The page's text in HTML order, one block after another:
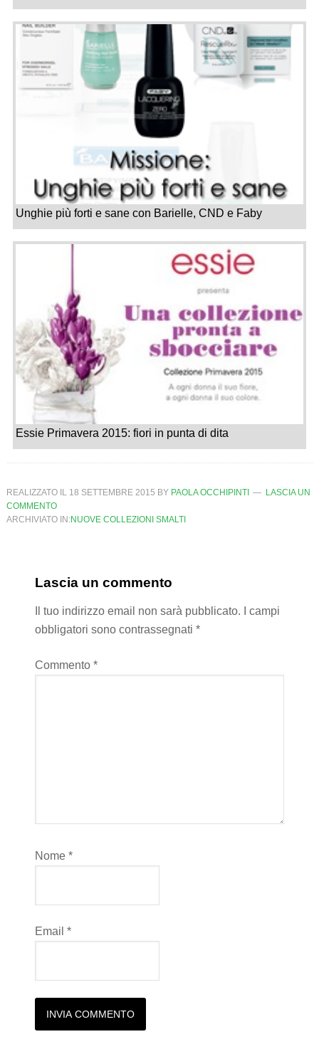
Unghie più forti e sane con Barielle, CND e Faby
Essie Primavera 2015: fiori in punta di dita
REALIZZATO IL 18 SETTEMBRE 2015 BY PAOLA OCCHIPINTI
LASCIA UN
COMMENTO
ARCHIVIATO IN:NUOVE COLLEZIONI SMALTI
Lascia un commento
Il tuo indirizzo email non sarà pubblicato.
I campi
obbligatori sono contrassegnati *
Commento *
Nome *
Email *